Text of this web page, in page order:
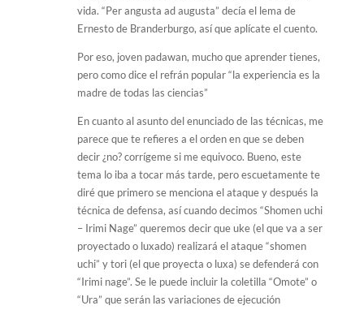
vida. “Per angusta ad augusta” decía el lema de
Ernesto de Branderburgo, así que aplícate el cuento.
Por eso, joven padawan, mucho que aprender tienes,
pero como dice el refrán popular “la experiencia es la
madre de todas las ciencias”
En cuanto al asunto del enunciado de las técnicas, me
parece que te refieres a el orden en que se deben
decir ¿no? corrígeme si me equivoco. Bueno, este
tema lo iba a tocar más tarde, pero escuetamente te
diré que primero se menciona el ataque y después la
técnica de defensa, así cuando decimos “Shomen uchi
– Irimi Nage” queremos decir que uke (el que va a ser
proyectado o luxado) realizará el ataque “shomen
uchi” y tori (el que proyecta o luxa) se defenderá con
“Irimi nage”. Se le puede incluir la coletilla “Omote” o
“Ura” que serán las variaciones de ejecución